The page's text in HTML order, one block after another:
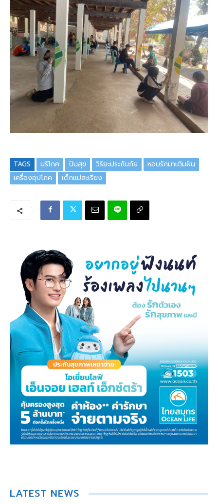
TAGS บริโภค ปันสุข วิริยะประกันภัย
หอบรักมาเติมฝัน
เครื่องอุปโภค
เด็กแม่สะเรียง
LATEST NEWS